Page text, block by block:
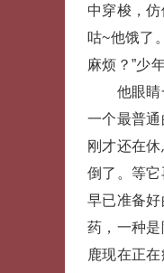
中穿梭，
咕~他饿了
麻烦？”少
他眼睛一
一个最普
刚才还在
倒了。等
早已准备
药，一种
鹿现在正